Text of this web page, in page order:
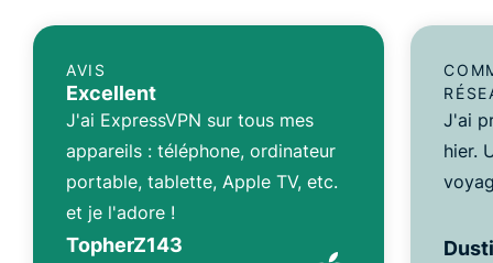
AVIS
Excellent
J'ai ExpressVPN sur tous mes
appareils : téléphone, ordinateur
portable, tablette, Apple TV, etc.
et je l'adore !
TopherZ143
J'ai
hier.